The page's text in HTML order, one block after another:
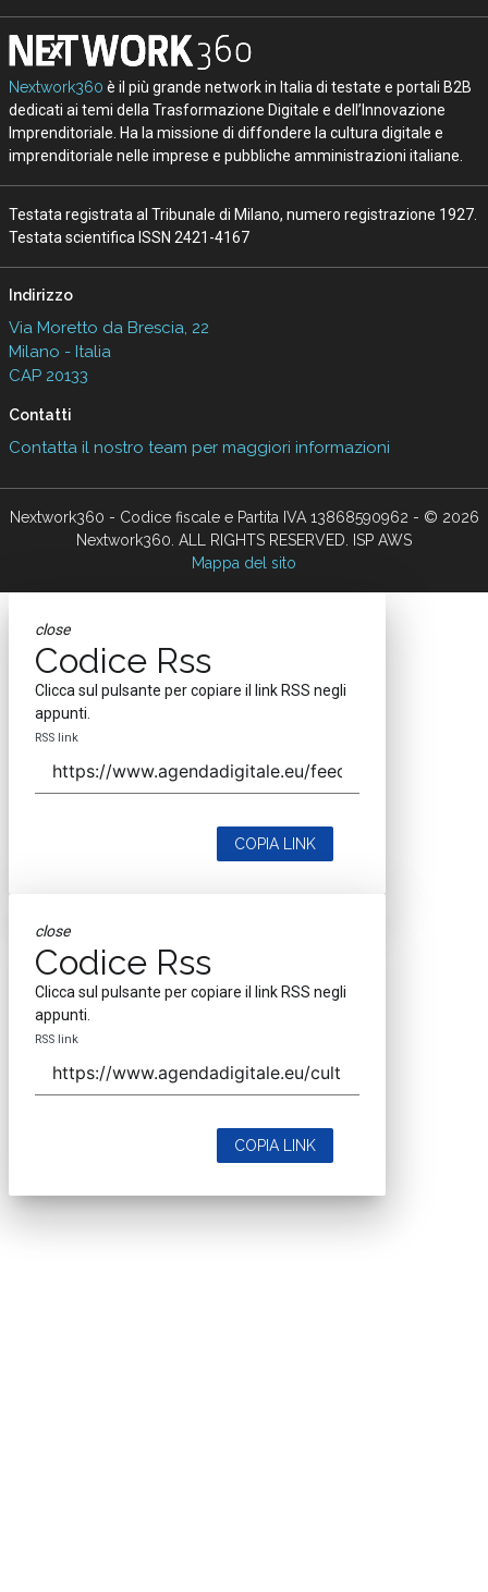
Nextwork360 è il più grande network in Italia di testate e portali B2B
dedicati ai temi della Trasformazione Digitale e dell’Innovazione
Imprenditoriale. Ha la missione di diffondere la cultura digitale e
imprenditoriale nelle imprese e pubbliche amministrazioni italiane.
Testata registrata al Tribunale di Milano, numero registrazione 1927.
Testata scientifica ISSN 2421-4167
Indirizzo
Via Moretto da Brescia, 22
Milano - Italia
CAP 20133
Contatti
Contatta il nostro team per maggiori informazioni
Nextwork360 - Codice fiscale e Partita IVA 13868590962 - © 2026
Nextwork360. ALL RIGHTS RESERVED. ISP AWS
Mappa del sito
close
Codice Rss
Clicca sul pulsante per copiare il link RSS negli
appunti.
RSS link
COPIA LINK
close
Codice Rss
Clicca sul pulsante per copiare il link RSS negli
appunti.
RSS link
COPIA LINK